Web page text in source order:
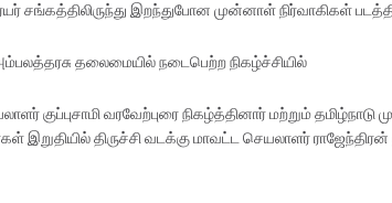
சங்கத்திலிருந்து இறந்துபோன முன்னாள் நிர்வாகிகள்
தலைமையில் நடைபெற்ற நிகழ்ச்சியில்
குப்புசாமி வரவேற்புரை நிகழ்த்தினார் மற்றும்
இறுதியில் திருச்சி வடக்கு மாவட்ட செயலாளர் ராஜேந்திரன்